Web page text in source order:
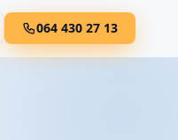
064 430 27 13